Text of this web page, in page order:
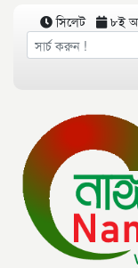
সিলেট ৮ই